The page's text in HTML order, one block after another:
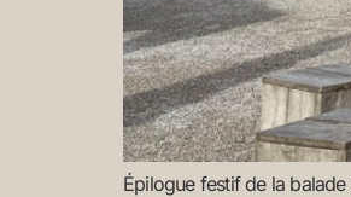
Épilogue festif de la